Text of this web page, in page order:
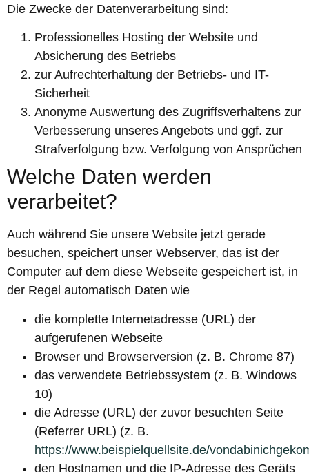
Die Zwecke der Datenverarbeitung sind:
Professionelles Hosting der Website und
Absicherung des Betriebs
zur Aufrechterhaltung der Betriebs- und IT-
Sicherheit
Anonyme Auswertung des Zugriffsverhaltens zur
Verbesserung unseres Angebots und ggf. zur
Strafverfolgung bzw. Verfolgung von Ansprüchen
Welche Daten werden
verarbeitet?
Auch während Sie unsere Website jetzt gerade
besuchen, speichert unser Webserver, das ist der
Computer auf dem diese Webseite gespeichert ist, in
der Regel automatisch Daten wie
die komplette Internetadresse (URL) der
aufgerufenen Webseite
Browser und Browserversion (z. B. Chrome 87)
das verwendete Betriebssystem (z. B. Windows
10)
die Adresse (URL) der zuvor besuchten Seite
(Referrer URL) (z. B.
https://www.beispielquellsite.de/
den Hostnamen und die IP-Adresse des Geräts